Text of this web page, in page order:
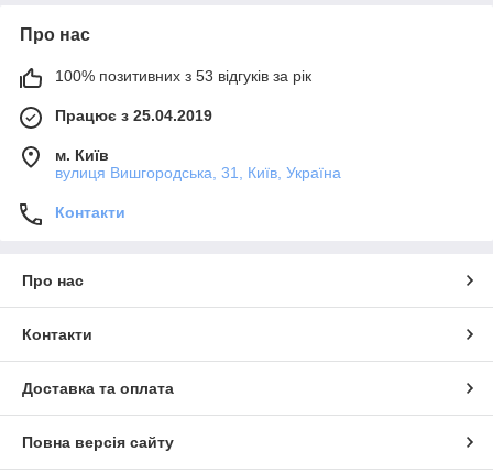
Про нас
100% позитивних з 53 відгуків за рік
Працює з 25.04.2019
м. Київ
вулиця Вишгородська, 31, Київ, Україна
Контакти
Про нас
Контакти
Доставка та оплата
Повна версія сайту